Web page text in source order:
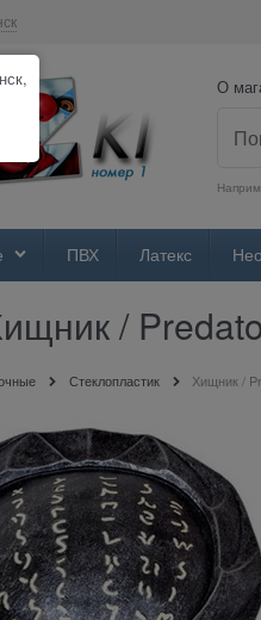
О
ПВХ Латекс
/
Стеклопластик Хищник /